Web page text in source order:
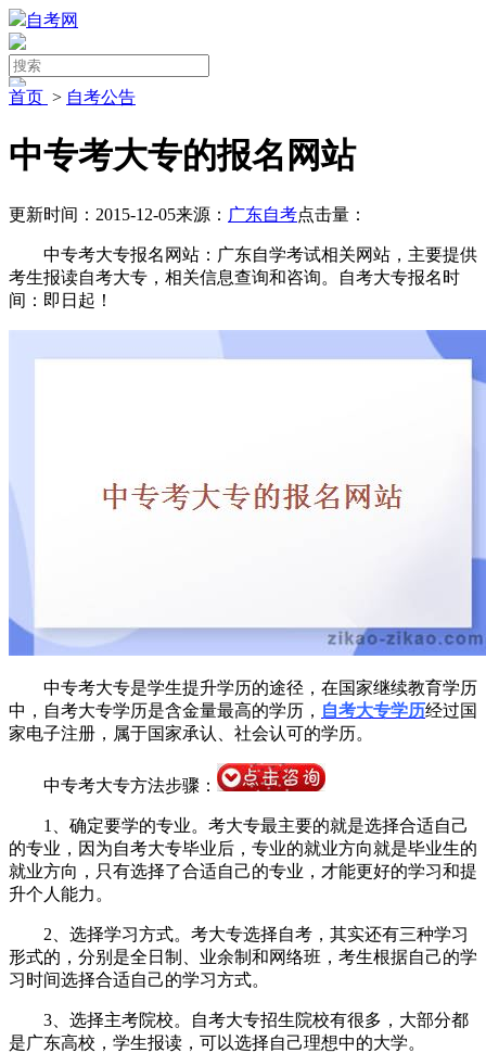
自考网
首页 > 自考公告
中专考大专的报名网站
更新时间：2015-12-05来源： 广东自考点击量：
中专考大专报名网站：广东自学考试相关网站，主要提供
考生报读自考大专，相关信息查询和咨询。自考大专报名时
间：即日起！
中专考大专是学生提升学历的途径，在国家继续教育学历
中，自考大专学历是含金量最高的学历， 自考大专学历经过国
家电子注册，属于国家承认、社会认可的学历。
中专考大专方法步骤：
1、确定要学的专业。考大专最主要的就是选择合适自己
的专业，因为自考大专毕业后，专业的就业方向就是毕业生的
就业方向，只有选择了合适自己的专业，才能更好的学习和提
升个人能力。
2、选择学习方式。考大专选择自考，其实还有三种学习
形式的，分别是全日制、业余制和网络班，考生根据自己的学
习时间选择合适自己的学习方式。
3、选择主考院校。自考大专招生院校有很多，大部分都
是广东高校，学生报读，可以选择自己理想中的大学。